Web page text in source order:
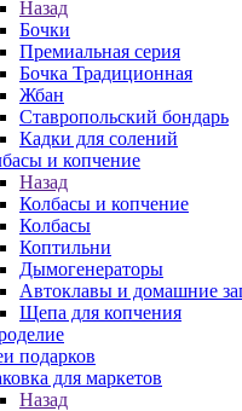
Назад
Бочки
Премиальная серия
Бочка Традиционная
Жбан
Ставропольский бондарь
Кадки для солений
и копчение
Назад
Колбасы и копчение
Колбасы
Коптильни
Дымогенераторы
Автоклавы и домашние
Щепа для копчения
подарков
для маркетов
Назад